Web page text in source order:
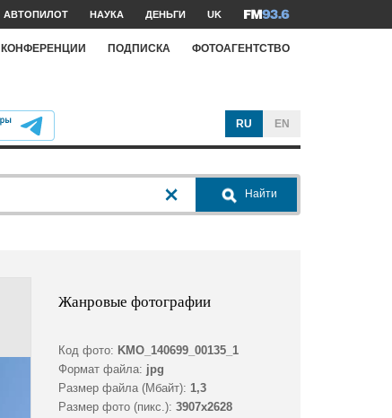
АВТОПИЛОТ НАУКА ДЕНЬГИ UK
КОНФЕРЕНЦИИ ПОДПИСКА ФОТОАГЕНТСТВО
RU EN
Найти
Жанровые фотографии
Код фото: KMO_140699_00135_1
Формат файла: jpg
Размер файла (Мбайт): 1,3
Размер фото (пикс.): 3907x2628